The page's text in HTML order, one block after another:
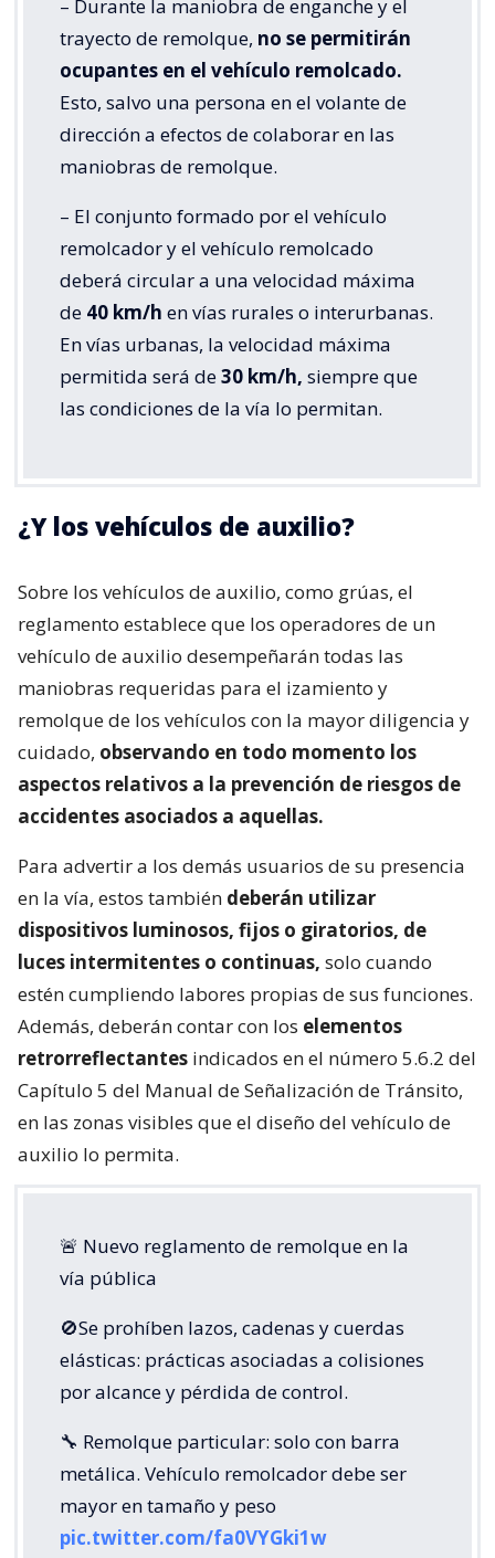
– Durante la maniobra de enganche y el
trayecto de remolque, no se permitirán
ocupantes en el vehículo remolcado.
Esto, salvo una persona en el volante de
dirección a efectos de colaborar en las
maniobras de remolque.
– El conjunto formado por el vehículo
remolcador y el vehículo remolcado
deberá circular a una velocidad máxima
de 40 km/h en vías rurales o interurbanas.
En vías urbanas, la velocidad máxima
permitida será de30 km/h, siempre que
las condiciones de la vía lo permitan.
¿Y los vehículos de auxilio?
Sobre los vehículos de auxilio, como grúas, el
reglamento establece que los operadores de un
vehículo de auxilio desempeñarán todas las
maniobras requeridas para el izamiento y
remolque de los vehículos con la mayor diligencia y
cuidado, observando en todo momento los
aspectos relativos a la prevención de riesgos de
accidentes asociados a aquellas.
Para advertir a los demás usuarios de su presencia
en la vía, estos también deberán utilizar
dispositivos luminosos, fijos o giratorios, de
luces intermitentes o continuas, solo cuando
estén cumpliendo labores propias de sus funciones.
Además, deberán contar con los elementos
retrorreflectantes indicados en el número 5.6.2 del
Capítulo 5 del Manual de Señalización de Tránsito,
en las zonas visibles que el diseño del vehículo de
auxilio lo permita.
🚨 Nuevo reglamento de remolque en la
vía pública
🚫Se prohíben lazos, cadenas y cuerdas
elásticas: prácticas asociadas a colisiones
por alcance y pérdida de control.
🔧 Remolque particular: solo con barra
metálica. Vehículo remolcador debe ser
mayor en tamaño y peso
pic.twitter.com/fa0VYGki1w